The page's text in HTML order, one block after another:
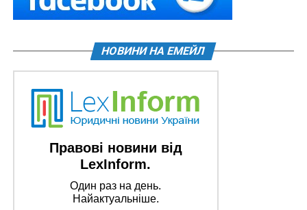
НОВИНИ НА ЕМЕЙЛ
Правові новини від
LexInform.
Один раз на день.
Найактуальніше.